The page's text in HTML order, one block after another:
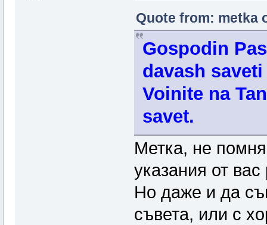
Quote from: metka
Gospodin
davash
Voinite na
savet.
Метка, не
указания от вас
Но даже и да
съвета, или с